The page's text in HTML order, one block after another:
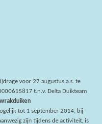
voor 27 augustus a.s. te
t.n.v. Delta Duikteam
tot 1 september 2014, bij
zijn tijdens de activiteit, is